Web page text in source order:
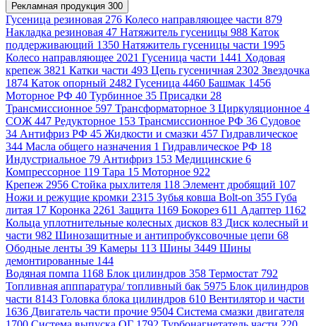
Рекламная продукция 300
Гусеница резиновая 276 Колесо направляющее части 879
Накладка резиновая 47 Натяжитель гусеницы 988 Каток
поддерживающий 1350 Натяжитель гусеницы части 1995
Колесо направляющее 2021 Гусеница части 1441 Ходовая
крепеж 3821 Катки части 493 Цепь гусеничная 2302 Звездочка
1874 Каток опорный 2482 Гусеница 4460 Башмак 1456
Моторное РФ 40 Турбинное 35 Присадки 28
Трансмиссионное 597 Трансформаторное 3 Циркуляционное 4
СОЖ 447 Редукторное 153 Трансмиссионное РФ 36 Судовое
34 Антифриз РФ 45 Жидкости и смазки 457 Гидравлическое
344 Масла общего назначения 1 Гидравлическое РФ 18
Индустриальное 79 Антифриз 153 Медицинские 6
Компрессорное 119 Тара 15 Моторное 922
Крепеж 2956 Стойка рыхлителя 118 Элемент дробящий 107
Ножи и режущие кромки 2315 Зубья ковша Bolt-on 355 Губа
литая 17 Коронка 2261 Защита 1169 Бокорез 611 Адаптер 1162
Кольца уплотнительные колесных дисков 83 Диск колесный и
части 982 Шинозащитные и антипробуксовочные цепи 68
Ободные ленты 39 Камеры 113 Шины 3449 Шины
демонтированные 144
Водяная помпа 1168 Блок цилиндров 358 Термостат 792
Топливная апппаратура/ топливный бак 5975 Блок цилиндров
части 8143 Головка блока цилиндров 610 Вентилятор и части
1636 Двигатель части прочие 9504 Система смазки двигателя